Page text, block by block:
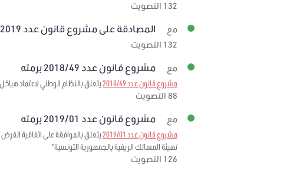
132 التصويت
مع المصادقة على مشروع قانون عدد 59/2019 برمته
132 التصويت
مع مشروع قانون عدد 2018/49 برمته
مشروع قانون عدد 2018/49
يتعلق بالنظام الوطني لاعتماد
88 التصويت
مع مشروع قانون عدد 2019/01 برمته
مشروع قانون عدد 2019/01
تهيئة المسالك الريفية بالجمهورية التونسية"
126 التصويت